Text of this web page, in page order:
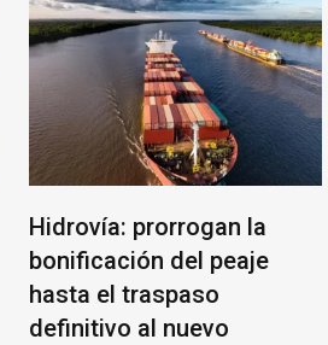
Hidrovía: prorrogan la
bonificación del peaje
hasta el traspaso
definitivo al nuevo